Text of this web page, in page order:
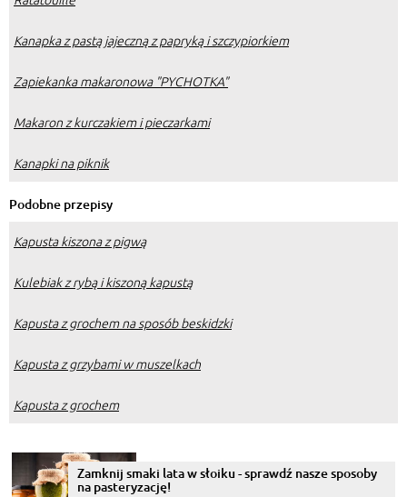
Kanapka z pastą jajeczną z papryką i szczypiorkiem
Zapiekanka makaronowa "PYCHOTKA"
Makaron z kurczakiem i pieczarkami
Kanapki na piknik
Podobne przepisy
Kapusta kiszona z pigwą
Kulebiak z rybą i kiszoną kapustą
Kapusta z grochem na sposób beskidzki
Kapusta z grzybami w muszelkach
Kapusta z grochem
Zamknij smaki lata w słoiku - sprawdź nasze sposoby
na pasteryzację!